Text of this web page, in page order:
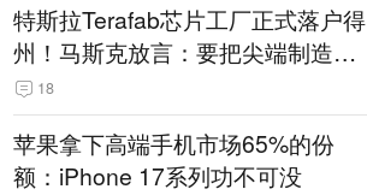
特斯拉Terafab芯片工厂正式落户得
州！马斯克放言：要把尖端制造带
回美国
18
苹果拿下高端手机市场65%的份
额：iPhone 17系列功不可没